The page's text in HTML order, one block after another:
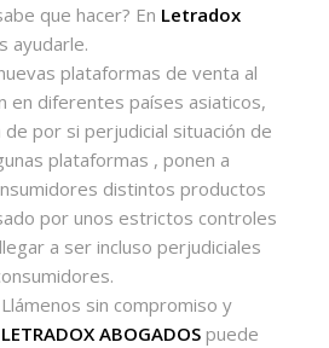
que hacer? En Letradox
ayudarle.
plataformas de venta al
en diferentes países asiaticos,
de por si perjudicial situación de
plataformas , ponen a
distintos productos
por unos estrictos controles
a ser incluso perjudiciales
sin compromiso y
LETRADOX ABOGADOSpuede